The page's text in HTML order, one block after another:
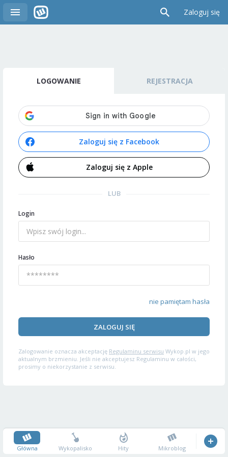
Zaloguj się
LOGOWANIE REJESTRACJA
Zaloguj się z Facebook
Zaloguj się z Apple
LUB
Login
Hasło
nie pamiętam hasła
ZALOGUJ SIĘ
Zalogowanie oznacza akceptację Regulaminu serwisu Wykop.pl w jego
aktualnym brzmieniu. Jeśli nie akceptujesz Regulaminu w całości,
prosimy o niekorzystanie z serwisu.
Główna Wykopalisko Hity Mikroblog